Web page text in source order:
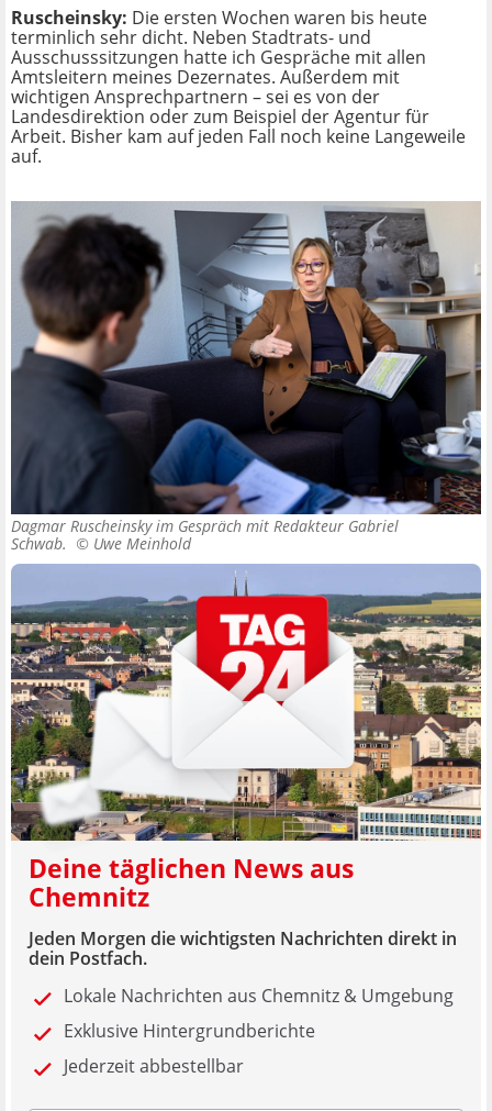
Ruscheinsky: Die ersten Wochen waren bis heute
terminlich sehr dicht. Neben Stadtrats- und
Ausschusssitzungen hatte ich Gespräche mit allen
Amtsleitern meines Dezernates. Außerdem mit
wichtigen Ansprechpartnern – sei es von der
Landesdirektion oder zum Beispiel der Agentur für
Arbeit. Bisher kam auf jeden Fall noch keine Langeweile
auf.
Dagmar Ruscheinsky im Gespräch mit Redakteur Gabriel
Schwab. © Uwe Meinhold
Deine täglichen News aus
Chemnitz
Jeden Morgen die wichtigsten Nachrichten direkt in
dein Postfach.
Lokale Nachrichten aus Chemnitz & Umgebung
Exklusive Hintergrundberichte
Jederzeit abbestellbar